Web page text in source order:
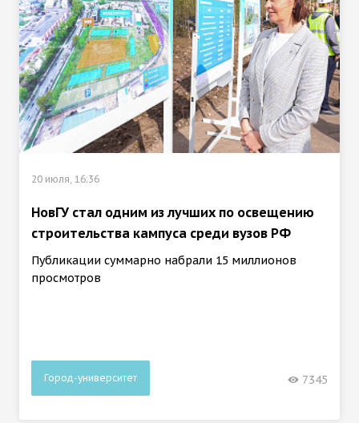
20 июля, 16:36
НовГУ стал одним из лучших по освещению
строительства кампуса среди вузов РФ
Публикации суммарно набрали 15 миллионов
просмотров
Город-университет 7345